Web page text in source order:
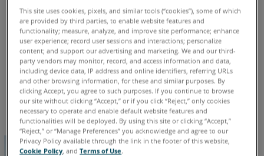
Veja
Também
ScanArm Design ScanArm Design ScanArm 2.0
Design ScanArm 2.5C Forensic ScanArm
Alemão Chinês Coreano Espanhol Francês Inglês
Italiano Japonês Português
This site uses cookies, pixels, and similar tools (“cookies”), some of which
are provided by third parties, to enable website features and
functionality; measure, analyze, and improve site performance; enhance
user experience; record user sessions and interactions; personalize
content; and support our advertising and marketing. We and our third-
party vendors may monitor, record, and access information and data,
including device data, IP address and online identifiers, referring URLs
and other browsing information, for these and similar purposes. By
clicking Accept, you agree to such purposes. If you continue to browse
our site without clicking “Accept,” or if you click “Reject,” only cookies
necessary to operate and enable default website features and
functionalities will be deployed. By using this site or clicking “Accept,”
“Reject,” or “Manage Preferences” you acknowledge and agree to our
Privacy Policy available through the link in the footer of this website,
Cookie Policy, andTerms of Use.